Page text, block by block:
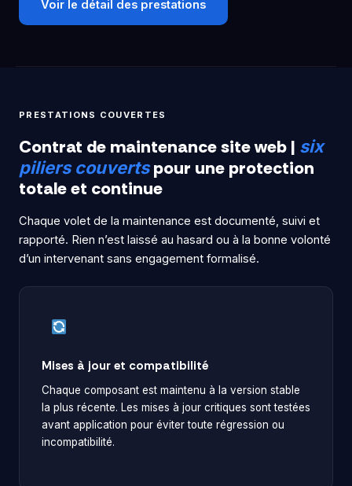
Voir le détail des prestations
PRESTATIONS COUVERTES
Contrat de maintenance site web | six
piliers couvertspour une protection
totale et continue
Chaque volet de la maintenance est documenté, suivi et
rapporté. Rien n’est laissé au hasard ou à la bonne volonté
d’un intervenant sans engagement formalisé.
Mises à jour et compatibilité
Chaque composant est maintenu à la version stable
la plus récente. Les mises à jour critiques sont testées
avant application pour éviter toute régression ou
incompatibilité.